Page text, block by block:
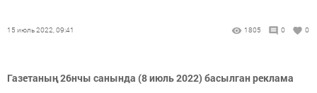
15 июль 2022, 09:41 1805 0 0
Газетаның 26нчы санында (8 июль 2022) басылган реклама